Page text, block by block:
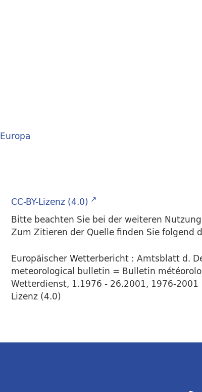
Europa
CC-BY-Lizenz (4.0)
Bitte beachten Sie bei der weiteren
Zum Zitieren der Quelle finden Sie folgend
Europäischer Wetterbericht : Amtsblatt d.
meteorological bulletin = Bulletin
Wetterdienst, 1.1976 - 26.2001, 1976-2001
Lizenz (4.0)